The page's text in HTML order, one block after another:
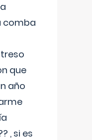
comba
que
año
, si es